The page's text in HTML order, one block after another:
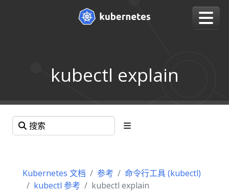
kubectl explain
Kubernetes 文档 参考
命令行工具 (kubectl)
kubectl 参考
kubectl explain